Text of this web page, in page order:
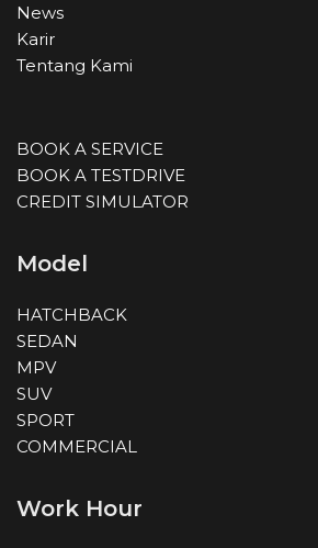
News
Karir
Tentang Kami
BOOK A SERVICE
BOOK A TESTDRIVE
CREDIT SIMULATOR
Model
HATCHBACK
SEDAN
MPV
SUV
SPORT
COMMERCIAL
Work Hour